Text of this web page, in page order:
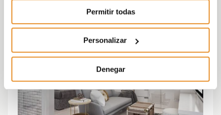
Permitir todas
Personalizar
Denegar